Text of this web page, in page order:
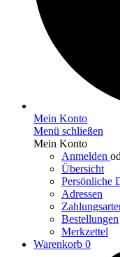
Mein Konto
Menü schließen
Mein Konto
Anmelden
Übersicht
Persönliche
Adressen
Bestellungen
Merkzettel
Warenkorb 0